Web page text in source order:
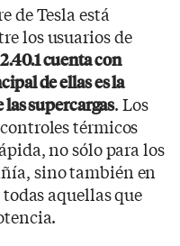
de Tesla está
los usuarios de
cuenta con
de ellas es la
supercargas. Los
térmicos
no sólo para los
sino también en
aquellas que